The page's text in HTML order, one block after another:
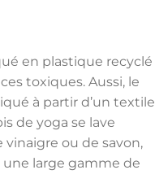
en plastique recyclé
toxiques. Aussi, le
à partir d’un textile
de yoga se lave
ou de savon,
une large gamme de